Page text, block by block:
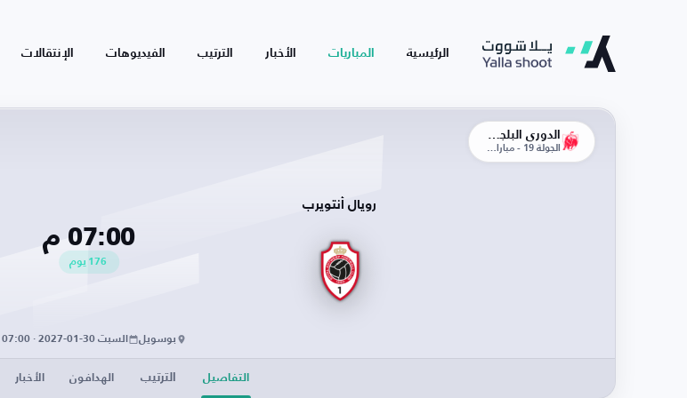
الرئيسية المباريات الأخبار الترتيب الفيديوهات الإنتقالات
الجولة 19 - مباراة الإياب
رويال أنتويرب
07:00 م
176 يوم
بوسويل السبت 30-01-2027 · 07:00 م
التفاصيل الترتيب الهدافون الأخبار